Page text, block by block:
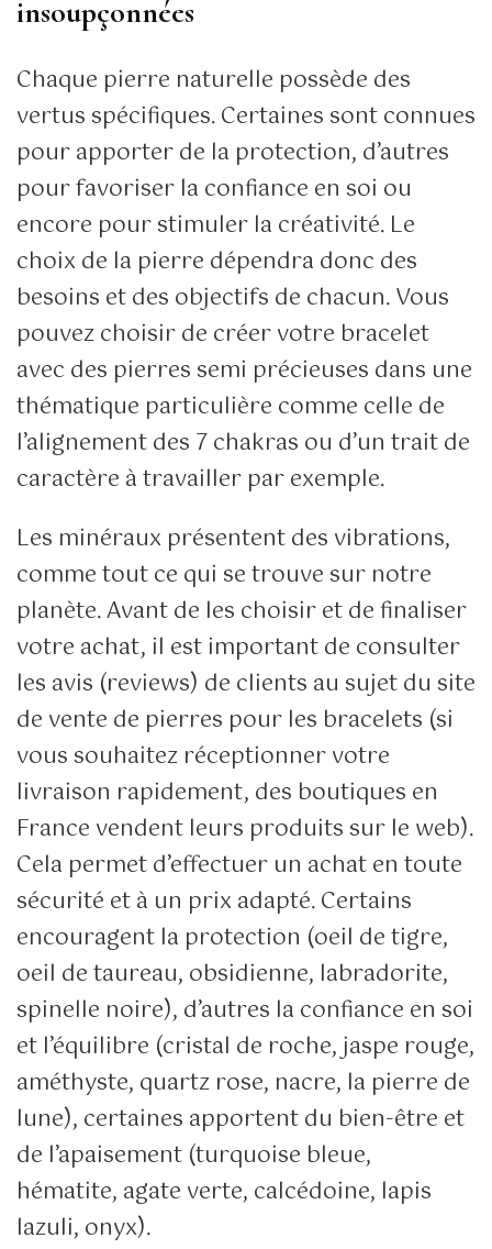
insoupçonnées
Chaque pierre naturelle possède des
vertus spécifiques. Certaines sont connues
pour apporter de la protection, d’autres
pour favoriser la confiance en soi ou
encore pour stimuler la créativité. Le
choix de la pierre dépendra donc des
besoins et des objectifs de chacun. Vous
pouvez choisir de créer votre bracelet
avec des pierres semi précieuses dans une
thématique particulière comme celle de
l’alignement des 7 chakras ou d’un trait de
caractère à travailler par exemple.
Les minéraux présentent des vibrations,
comme tout ce qui se trouve sur notre
planète. Avant de les choisir et de finaliser
votre achat, il est important de consulter
les avis (reviews) de clients au sujet du site
de vente de pierres pour les bracelets (si
vous souhaitez réceptionner votre
livraison rapidement, des boutiques en
France vendent leurs produits sur le web).
Cela permet d’effectuer un achat en toute
sécurité et à un prix adapté. Certains
encouragent la protection (oeil de tigre,
oeil de taureau, obsidienne, labradorite,
spinelle noire), d’autres la confiance en soi
et l’équilibre (cristal de roche, jaspe rouge,
améthyste, quartz rose, nacre, la pierre de
lune), certaines apportent du bien-être et
de l’apaisement (turquoise bleue,
hématite, agate verte, calcédoine, lapis
lazuli, onyx).